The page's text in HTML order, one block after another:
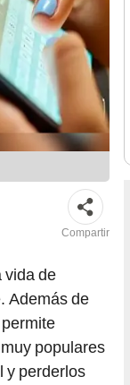
Compartir
vida de
Además de
populares
y perderlos